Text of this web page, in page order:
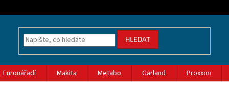
HLEDAT
Euronářadí Makita Metabo Garland Proxxon